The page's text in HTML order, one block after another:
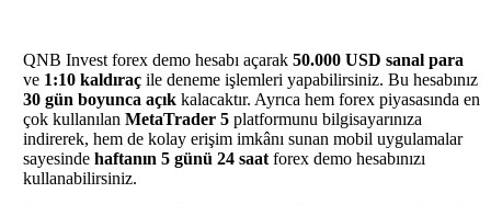
QNB Invest forex demo hesabı açarak 50.000 USD sanal para
ve 1:10 kaldıraç ile deneme işlemleri yapabilirsiniz. Bu hesabınız
30 gün boyunca açık kalacaktır. Ayrıca hem forex piyasasında en
çok kullanılan MetaTrader 5 platformunu bilgisayarınıza
indirerek, hem de kolay erişim imkânı sunan mobil uygulamalar
sayesinde haftanın 5 günü 24 saat forex demo hesabınızı
kullanabilirsiniz.